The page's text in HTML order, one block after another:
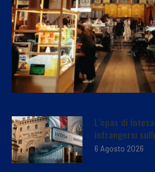
L’opas di
infrangersi
6 Agosto 2026